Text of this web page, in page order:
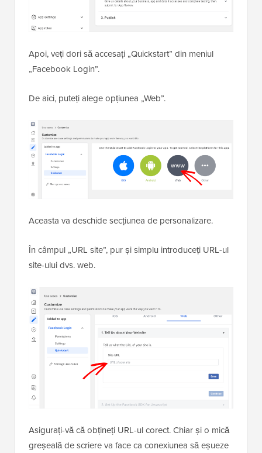
Apoi, veți dori să accesați „Quickstart” din meniul
„Facebook Login”.
De aici, puteți alege opțiunea „Web”.
Aceasta va deschide secțiunea de personalizare.
În câmpul „URL site”, pur și simplu introduceți URL-ul
site-ului dvs. web.
Asigurați-vă că obțineți URL-ul corect. Chiar și o mică
greșeală de scriere va face ca conexiunea să eșueze